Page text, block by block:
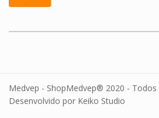
Medvep - ShopMedvep® 2020 -
Desenvolvido por Keiko Studio